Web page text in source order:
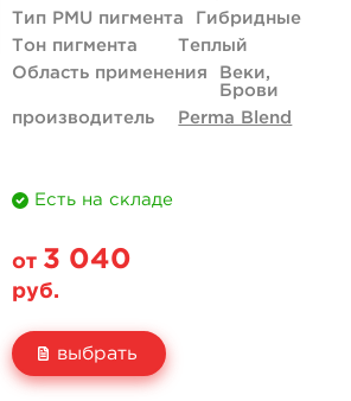
Тип PMU пигмента
Гибридные
Тон пигмента
Теплый
Область применения
Веки,
Брови
производитель
Perma Blend
Есть на складе
от 3 040
руб.
выбрать